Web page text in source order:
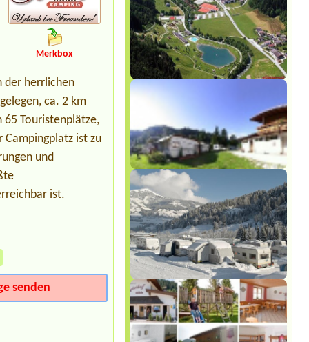
Termin ab 2026-08-22 |Campingplatz
Neufelder See
1*Stellplatz mit el. An. am Wasser, 2
Pers. + 1 Kind
Termin ab 2026-07-26 |Sport
Camping Flaschberger
Strandcafé
1x Platz für Zelt, 1x Erwachsener, 2x
Kinder (6&8); Strom, Wasser & Kanal
nein
Termin ab 2026-08-12 |MurAuen
Camping Gosdorf
1 Stellplatz mit Strom für 2
Erwachsene und 1 Hund
Merkbox
der herrlichen
ca. 2 km
Touristenplätze,
ist zu
und
ist.
senden